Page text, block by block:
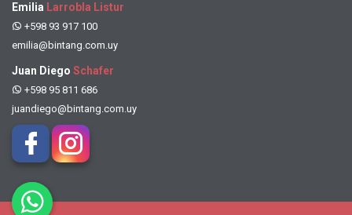
Emilia Larrobla Listur
+598 93 917 100
emilia@bintang.com.uy
Juan Diego Schafer
+598 95 811 686
juandiego@bintang.com.uy